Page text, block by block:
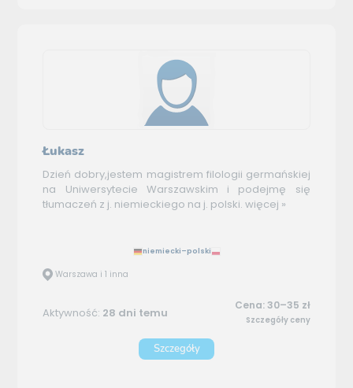
Łukasz
Dzień dobry,jestem magistrem filologii germańskiej
na Uniwersytecie Warszawskim i podejmę się
tłumaczeń z j. niemieckiego na j. polski. więcej »
niemiecki–polski
Warszawa i 1 inna
Aktywność: 28 dni temu Cena: 30–35 zł
Szczegóły ceny
Szczegóły